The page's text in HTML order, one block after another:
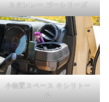
スタンレー ゴーシリーズ
小物置スペース キシリトー
ル